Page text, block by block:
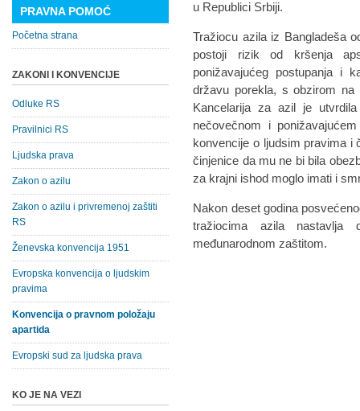
u Republici Srbiji.
Tražiocu azila iz Bangladeša
postoji rizik od kršenja
ponižavajućeg postupanja i
državu porekla, s obzirom na
Kancelarija za azil je
nečovečnom i
konvencije o ljudsim pravima i
činjenice da mu ne bi bila
za krajni ishod moglo imati i
Nakon deset godina
tražiocima azila
međunarodnom zaštitom.
PRAVNA POMOĆ
Početna strana
ZAKONI I KONVENCIJE
Odluke RS
Pravilnici RS
Ljudska prava
Zakon o azilu
Zakon o azilu i privremenoj zaštiti
RS
Ženevska konvencija 1951
Evropska konvencija o ljudskim
pravima
Konvencija o pravnom položaju
apartida
Evropski sud za ljudska prava
KO JE NA VEZI